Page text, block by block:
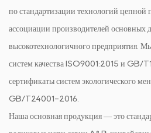
по стандартизации технологий цепной
ассоциации производителей основных
высокотехнологичного предприятия.
систем качества ISO9001:2015 и GB/
сертификаты систем экологического
GB/T24001-2016.
Наша основная продукция — это